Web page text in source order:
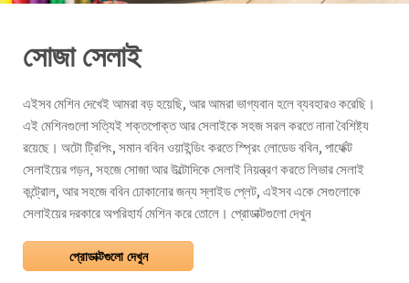
সোজা সেলাই
এইসব মেশিন দেখেই আমরা বড় হয়েছি, আর আমরা ভাগ্যবান হলে ব্যবহারও করেছি।
এই মেশিনগুলো সত্যিই শক্তপোক্ত আর সেলাইকে সহজ সরল করতে নানা বৈশিষ্ট্য
রয়েছে। অটো ট্রিপিং, সমান ববিন ওয়াইন্ডিং করতে স্প্রিং লোডেড ববিন, পার্ফেক্ট
সেলাইয়ের গড়ন, সহজে সোজা আর উল্টোদিকে সেলাই নিয়ন্ত্রণ করতে লিভার সেলাই
কন্ট্রোল, আর সহজে ববিন ঢোকানোর জন্য স্লাইড প্লেট, এইসব একে সেগুলোকে
সেলাইয়ের দরকারে অপরিহার্য মেশিন করে তোলে। প্রোডাক্টগুলো দেখুন
প্রোডাক্টগুলো দেখুন